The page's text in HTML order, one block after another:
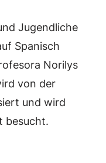
Jugendliche
Spanisch
Norilys
von der
und wird
besucht.